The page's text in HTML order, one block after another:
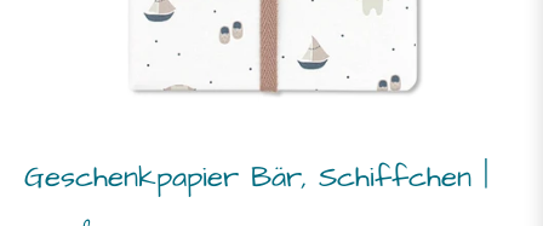
Geschenkpapier Bär, Schiffchen |